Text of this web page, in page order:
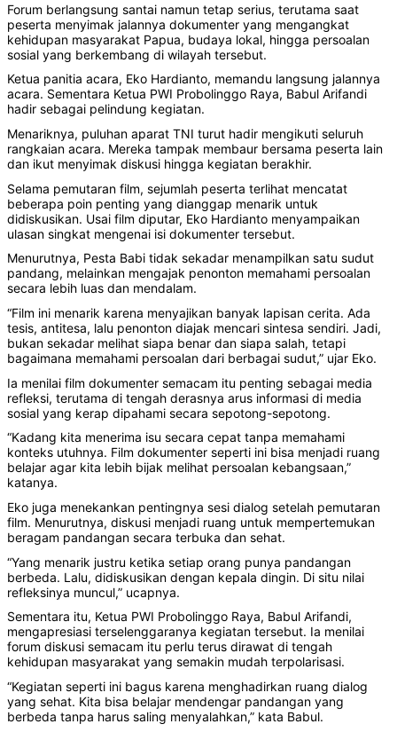
‎Forum berlangsung santai namun tetap serius, terutama saat
peserta menyimak jalannya dokumenter yang mengangkat
kehidupan masyarakat Papua, budaya lokal, hingga persoalan
sosial yang berkembang di wilayah tersebut.
‎‎Ketua panitia acara, Eko Hardianto, memandu langsung jalannya
acara. Sementara Ketua PWI Probolinggo Raya, Babul Arifandi
hadir sebagai pelindung kegiatan.
‎‎Menariknya, puluhan aparat TNI turut hadir mengikuti seluruh
rangkaian acara. Mereka tampak membaur bersama peserta lain
dan ikut menyimak diskusi hingga kegiatan berakhir.
‎‎Selama pemutaran film, sejumlah peserta terlihat mencatat
beberapa poin penting yang dianggap menarik untuk
didiskusikan. Usai film diputar, Eko Hardianto menyampaikan
ulasan singkat mengenai isi dokumenter tersebut.
‎‎Menurutnya, Pesta Babi tidak sekadar menampilkan satu sudut
pandang, melainkan mengajak penonton memahami persoalan
secara lebih luas dan mendalam.
‎‎“Film ini menarik karena menyajikan banyak lapisan cerita. Ada
tesis, antitesa, lalu penonton diajak mencari sintesa sendiri. Jadi,
bukan sekadar melihat siapa benar dan siapa salah, tetapi
bagaimana memahami persoalan dari berbagai sudut,” ujar Eko.
‎‎Ia menilai film dokumenter semacam itu penting sebagai media
refleksi, terutama di tengah derasnya arus informasi di media
sosial yang kerap dipahami secara sepotong-sepotong.
‎‎“Kadang kita menerima isu secara cepat tanpa memahami
konteks utuhnya. Film dokumenter seperti ini bisa menjadi ruang
belajar agar kita lebih bijak melihat persoalan kebangsaan,”
katanya.
‎‎Eko juga menekankan pentingnya sesi dialog setelah pemutaran
film. Menurutnya, diskusi menjadi ruang untuk mempertemukan
beragam pandangan secara terbuka dan sehat.
‎‎“Yang menarik justru ketika setiap orang punya pandangan
berbeda. Lalu, didiskusikan dengan kepala dingin. Di situ nilai
refleksinya muncul,” ucapnya.
‎‎Sementara itu, Ketua PWI Probolinggo Raya, Babul Arifandi,
mengapresiasi terselenggaranya kegiatan tersebut. Ia menilai
forum diskusi semacam itu perlu terus dirawat di tengah
kehidupan masyarakat yang semakin mudah terpolarisasi.
‎‎“Kegiatan seperti ini bagus karena menghadirkan ruang dialog
yang sehat. Kita bisa belajar mendengar pandangan yang
berbeda tanpa harus saling menyalahkan,” kata Babul.